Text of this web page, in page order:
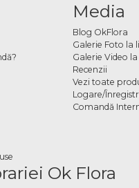
Media
Blog OkFlora
Galerie Foto la
Galerie Video
Recenzii
Vezi toate
Logare/
Comandă
Ok Flora